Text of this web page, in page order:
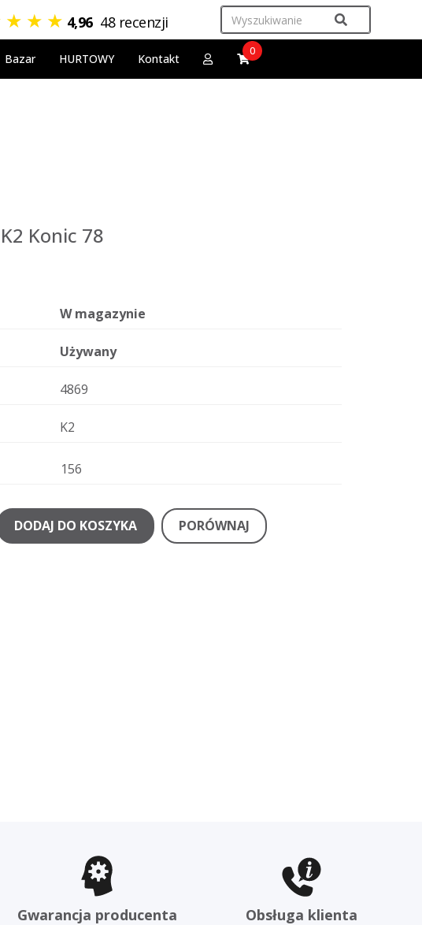
★ ★ ★ 4,96 48 recenzji
Bazar HURTOWY Kontakt
0
Konic 78
W magazynie
Używany
4869
K2
156
DODAJ DO KOSZYKA PORÓWNAJ
Gwarancja producenta Obsługa klienta